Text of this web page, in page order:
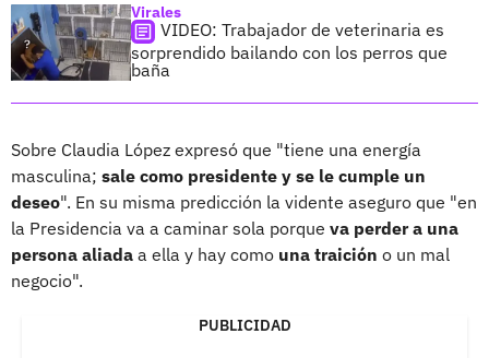
Virales
VIDEO: Trabajador de veterinaria es
sorprendido bailando con los perros que
baña
Sobre Claudia López expresó que "tiene una energía
masculina; sale como presidente y se le cumple un
deseo". En su misma predicción la vidente aseguro que "en
la Presidencia va a caminar sola porque va perder a una
persona aliada a ella y hay como una traición o un mal
negocio".
PUBLICIDAD